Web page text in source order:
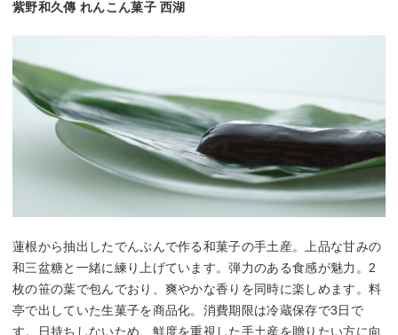
紫野和久傳 れんこん菓子 西湖
蓮根から抽出したでんぷんで作る和菓子の手土産。上品な甘みの
和三盆糖と一緒に練り上げています。弾力のある食感が魅力。2
枚の笹の葉で包んでおり、爽やかな香りを同時に楽しめます。料
亭で出していた生菓子を商品化。消費期限は冷蔵保存で3日で
す。日持ちしないため、鮮度を重視した手土産を贈りたい方に向